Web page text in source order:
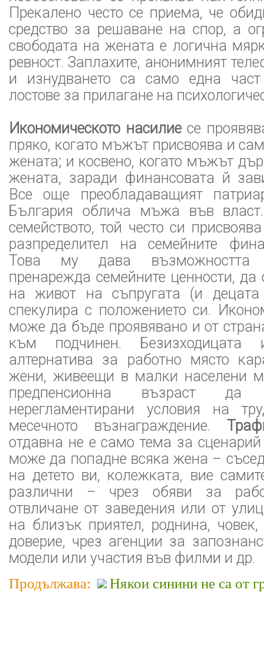
Прекалено често се приема, че
средство за решаване на спор, а
свободата на жената е логична
ревност. Заплахите, анонимният
и изнудването са само една
лостове за прилагане на
Икономическото насилиесе
пряко, когато мъжът присвоява и
жената; и косвено, когато мъжът
жената, заради финансовата й
Все още преобладаващият
България облича мъжа във
семейството, той често си
разпределител на семейните
Това му дава възможността
пренарежда семейните ценности, да
на живот на съпругата (и
спекулира с положението си.
може да бъде проявявано и от
към подчинен.
алтернатива за работно място
жени, живеещи в малки населени
предпенсионна възраст
нерегламентирани условия на
месечното възнаграждение.
отдавна не е само тема за
може да попадне всяка жена –
на детето ви, колежката, вие
различни – чрез обяви за
отвличане от заведения или от
на близък приятел, роднина,
доверие, чрез агенции за
модели или участия във филми и др.
Продължава: Някои синини не са от